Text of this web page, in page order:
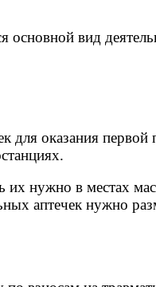
основной вид
для оказания
их нужно в местах
аптечек нужно